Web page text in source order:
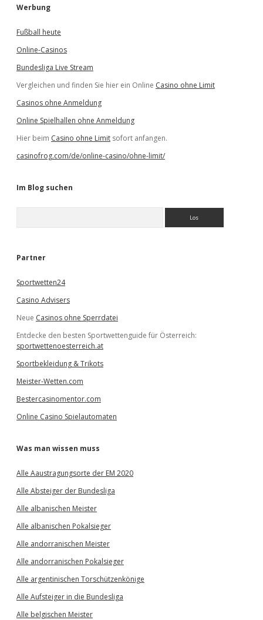
Werbung
Fußball heute
Online-Casinos
Bundesliga Live Stream
Vergleichen und finden Sie hier ein Online Casino ohne Limit
Casinos ohne Anmeldung
Online Spielhallen ohne Anmeldung
Hier beim Casino ohne Limit sofort anfangen.
casinofrog.com/de/online-casino/ohne-limit/
Im Blog suchen
e
Partner
Sportwetten24
Casino Advisers
Neue Casinos ohne Sperrdatei
Entdecke den besten Sportwettenguide für Österreich:
sportwettenoesterreich.at
Sportbekleidung & Trikots
Meister-Wetten.com
Bestercasinomentor.com
Online Casino Spielautomaten
Was man wissen muss
Alle Aaustragungsorte der EM 2020
Alle Absteiger der Bundesliga
Alle albanischen Meister
Alle albanischen Pokalsieger
Alle andorranischen Meister
Alle andorranischen Pokalsieger
Alle argentinischen Torschützenkönige
Alle Aufsteiger in die Bundesliga
Alle belgischen Meister